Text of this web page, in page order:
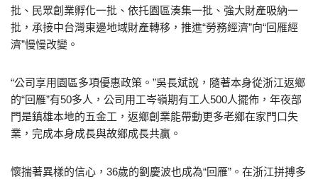
批、民眾創業孵化一批、依托園區湊集一批、強大財產吸納一
批，承接中台灣東邊地域財產轉移，推進“勞務經濟”向“回雁經
濟”慢慢改變。
“公司享用園區多項優惠政策。”吳長斌說，隨著本身從浙江返鄉
的“回雁”有50多人，公司用工岑嶺期有工人500人擺佈，年夜部
門是鎮雄本地的五金工，返鄉創業能帶動更多老鄉在家門口失
業，完成本身成長與故鄉成長共贏。
懷揣著異樣的信心，36歲的劉慶波也成為“回雁”。在浙江拼搏多